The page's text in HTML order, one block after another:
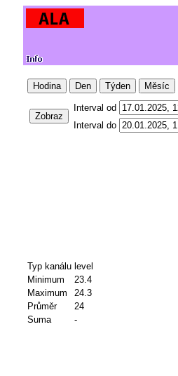
Hodina Den Týden Měsíc
Zobraz
Interval od
Interval do
Typ kanálu level
Minimum
23.4
Maximum
24.3
Průměr
24
Suma
-